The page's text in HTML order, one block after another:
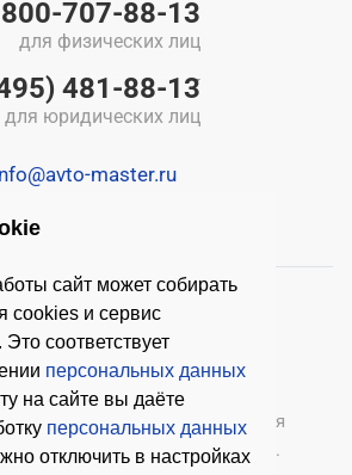
сайт может собирать
cookies и сервис
соответствует
персональных данных
на сайте вы даёте
персональных данных
отключить в настройках
707-88-13
для физических лиц
481-88-13
для юридических лиц
master.ru
— оборудование для
шиномонтажное оборудование.